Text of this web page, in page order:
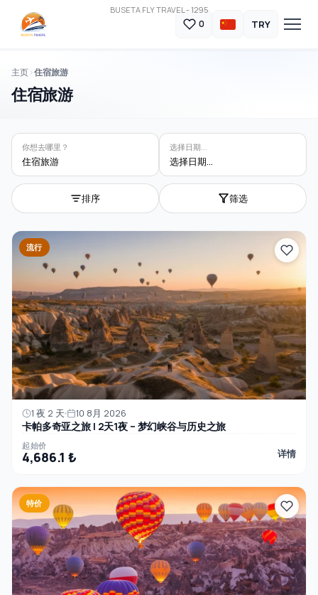
BUSETA FLY TRAVEL - 1295
0 TRY
主页 住宿旅游
住宿旅游
你想去哪里？
住宿旅游
选择日期...
选择日期...
排序 筛选
流行
1 夜 2 天 10 8月 2026
卡帕多奇亚之旅 | 2天1夜 – 梦幻峡谷与历史之旅
起始价
4,686.1 ₺ 详情
特价